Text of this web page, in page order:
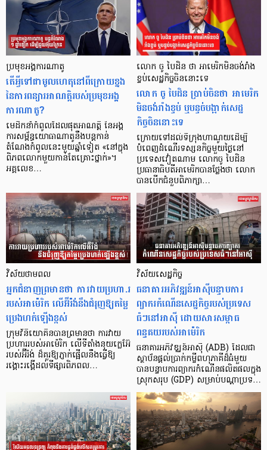
ប្រមុខអង្គការណាតូ
តើអ្វីទៅជាមូលហេតុនៅពីក្រោយខ្នង
នៃការពន្យារអាណត្តិរបស់ប្រមុខអង្គ
ការណាតូ?
មេដឹកនាំកំពូលដែលផុតអាណត្តិ នៃអង្គ
ការសម្ព័ន្ធយោធាណាតូនឹងបន្តកាន់
តំណែងកំពូលនេះមួយឆ្នាំទៀត «នៅក្នុង
ពិភពលោកមួយកាន់តែគ្រោះថ្នាក់»។
អគ្គលេខ…
លោក ចូ បៃដិន ថា អាមេរិកមិនចង់រាំង
ខ្ទប់សេដ្ឋកិច្ចចិននោះទេ
លោក ចូ បៃដិន ប្រាប់ចិនថា អាមេរិក
មិនចង់រាំងខ្ទប់ ឬបន្ទច់បង្អាក់សេដ្ឋ
កិច្ចចិននោះទេ
ក្រោយទៅដល់ទីក្រុងហាណូយដើម្បី
បំពេញដំណើរទស្សនកិច្ចមួយថ្ងៃនៅ
ប្រទេសវៀតណាម លោកចូ បៃដិន
ប្រធានាធិបតីអាមេរិកបានថ្លែងថា លោក
បានបើកជំនួបពិភាក្សា…
វិស័យថាមពល
អ្នកជំនាញព្រមានថា ការវាយប្រហា.រ
របស់អាម៉េរិក លើអ៊ីរ៉ង់នឹងជំរុញឱ្យតម្លៃ
ប្រេងហក់ឡើងខ្ពស់
ក្រុមវិនិយោគិនបានព្រមានថា ការវាយ
ប្រហាររបស់អាម៉េរិក លើទីតាំងនុយក្លេអ៊ែ
របស់អ៊ីរ៉ង់ ដ៏គួរឱ្យភ្ញាក់ផ្អើលនឹងធ្វើឱ្យ
រង្គោះរង្គើដល់ទីផ្សារពិភពល…
វិស័យសេដ្ឋកិច្ច
ធនាគារអភិវឌ្ឍន៍អាស៊ីបន្ទាបការ
ព្យាករកំណើនសេដ្ឋកិច្ចរបស់ប្រទេស
ធំៗនៅអាស៊ី ដោយសារសម្ពាធ
ពន្ធគយរបស់អាម៉េរិក
ធនាគារអភិវឌ្ឈន៍អាស៊ី (ADB) ដែលជា
ស្ថាប័នផ្តល់ប្រាក់កម្ចីពហុភាគីដ៏ធំមួយ
បានបន្ទាបការព្យាករកំណើនផលិតផលក្នុង
ស្រុកសរុប (GDP) សម្រាប់បណ្តាប្រទ…